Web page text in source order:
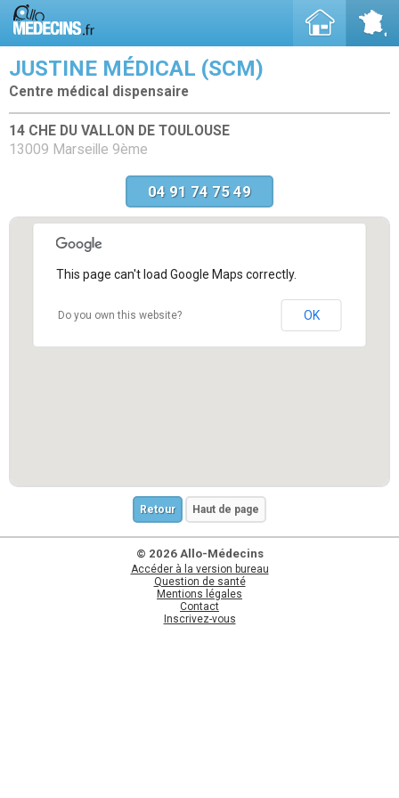
JUSTINE MÉDICAL (SCM)
Centre médical dispensaire
14 CHE DU VALLON DE TOULOUSE
13009 Marseille 9ème
04 91 74 75 49
This page can't load Google Maps correctly.
Do you own this website? OK
Retour Haut de page
© 2026 Allo-Médecins
Accéder à la version bureau
Question de santé
Mentions légales
Contact
Inscrivez-vous